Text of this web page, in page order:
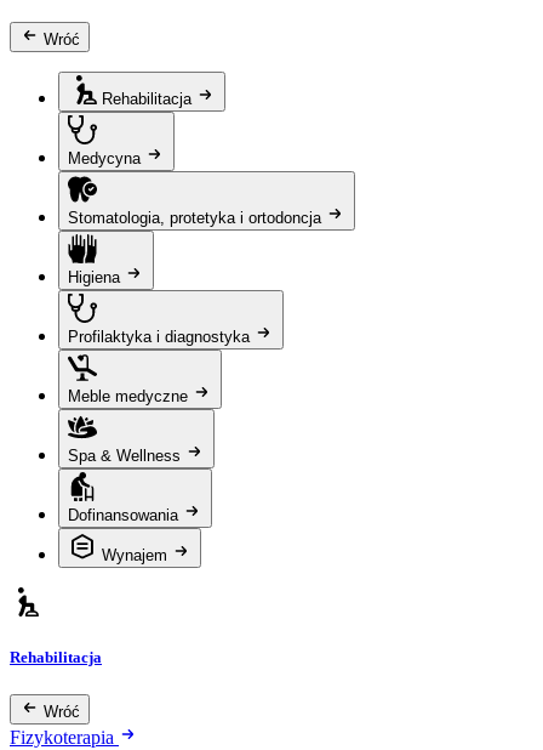
Wróć
Rehabilitacja
Medycyna
Stomatologia, protetyka i ortodoncja
Higiena
Profilaktyka i diagnostyka
Meble medyczne
Spa & Wellness
Dofinansowania
Wynajem
Rehabilitacja
Wróć
Fizykoterapia